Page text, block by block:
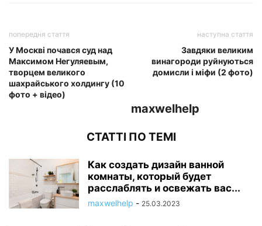
попередня стаття
У Москві почався суд над
Максимом Негуляевым,
творцем великого
шахрайського холдингу (10
фото + відео)
наступна стаття
Завдяки великим
винагороди руйнуються
домисли і міфи (2 фото)
maxwelhelp
СТАТТІ ПО ТЕМІ
Как создать дизайн ванной
комнаты, который будет
расслаблять и освежать вас...
maxwelhelp - 25.03.2023